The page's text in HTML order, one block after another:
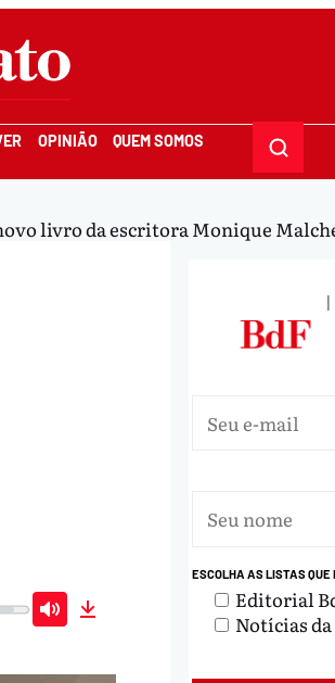
OPINIÃO QUEM SOMOS
livro da escritora Monique
Mute
|
ESCOLHA AS LISTAS
Editorial
Notícias